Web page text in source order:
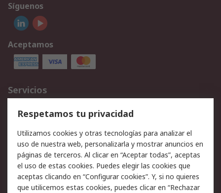
Síguenos
Aceptamos
Servicios
Cómo realizar pedidos
Devoluciones
Facturación y pago
Ofertas
Soporte técnico
Legal
Aviso legal
Política de privacidad -
Respetamos tu privacidad
Utilizamos cookies y otras tecnologías para analizar el
uso de nuestra web, personalizarla y mostrar anuncios en
páginas de terceros. Al clicar en “Aceptar todas”, aceptas
el uso de estas cookies. Puedes elegir las cookies que
aceptas clicando en “Configurar cookies”. Y, si no quieres
que utilicemos estas cookies, puedes clicar en “Rechazar